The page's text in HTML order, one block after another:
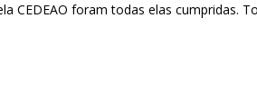
CEDEAO foram todas elas